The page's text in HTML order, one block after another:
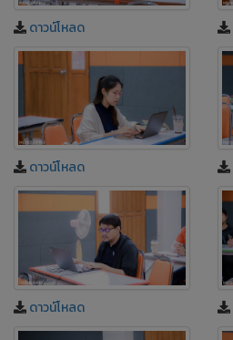
ดาวน์โหลด
ดาวน์โหลด
ดาวน์โหลด